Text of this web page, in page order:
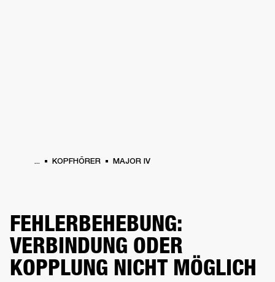
... KOPFHÖRER MAJOR IV
FEHLERBEHEBUNG:
VERBINDUNG ODER
KOPPLUNG NICHT MÖGLICH